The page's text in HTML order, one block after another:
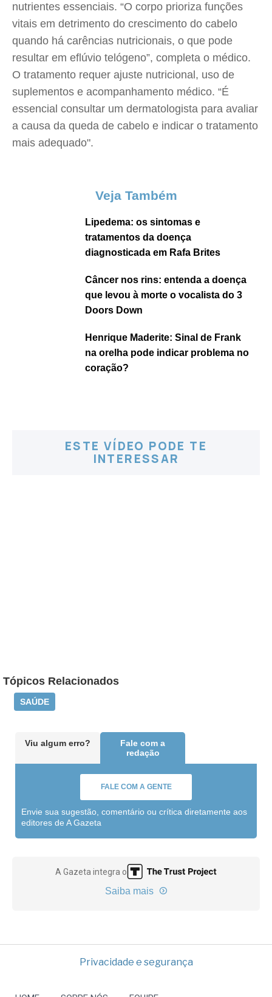
nutrientes essenciais. “O corpo prioriza funções
vitais em detrimento do crescimento do cabelo
quando há carências nutricionais, o que pode
resultar em eflúvio telógeno”, completa o médico.
O tratamento requer ajuste nutricional, uso de
suplementos e acompanhamento médico. “É
essencial consultar um dermatologista para avaliar
a causa da queda de cabelo e indicar o tratamento
mais adequado".
Veja Também
Lipedema: os sintomas e
tratamentos da doença
diagnosticada em Rafa Brites
Câncer nos rins: entenda a doença
que levou à morte o vocalista do 3
Doors Down
Henrique Maderite: Sinal de Frank
na orelha pode indicar problema no
coração?
ESTE VÍDEO PODE TE
INTERESSAR
Tópicos Relacionados
SAÚDE
Viu algum erro?
Fale com a
redação
FALE COM A GENTE
Envie sua sugestão, comentário ou crítica diretamente aos
editores de A Gazeta
A Gazeta integra o
Saiba mais
Privacidade e segurança